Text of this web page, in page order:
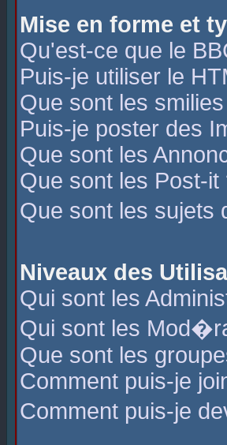
Mise en forme et
Qu'est-ce que le
Puis-je utiliser le
Que sont les
Puis-je poster des
Que sont les
Que sont les Post-it
Que sont les
Niveaux des
Qui sont les
Qui sont les
Que sont les
Comment puis-je
Comment puis-je